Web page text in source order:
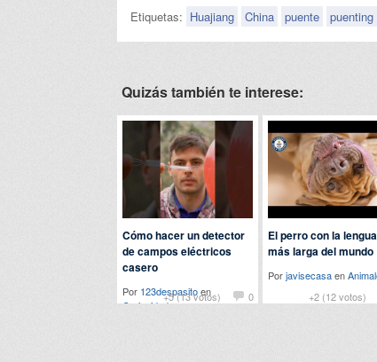
Etiquetas: Huajiang China puente puenting
Quizás también te interese:
+5 (13 votos) 0
Cómo hacer un detector
de campos eléctricos
casero
Por 123despasitoen
Curiosidades
+2 (12 votos)
El perro con la lengua
más larga del mundo
Porjavisecasaen